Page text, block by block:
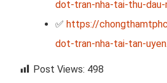
dot-tran-nha-tai-thu-
✅ https://
dot-tran-nha-tai-tan-
Post Views: 498